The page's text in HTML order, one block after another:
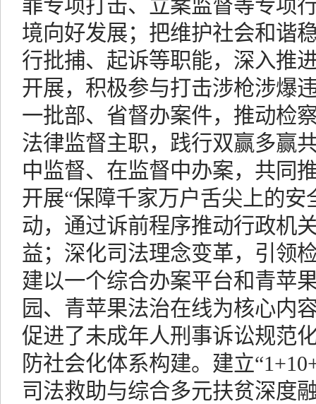
罪专项打击、立案监督等专项
境向好发展；把维护社会和谐
行批捕、起诉等职能，深入推
开展，积极参与打击涉枪涉爆
一批部、省督办案件，推动检
法律监督主职，践行双赢多赢
中监督、在监督中办案，共同
开展“保障千家万户舌尖上的
动，通过诉前程序推动行政机
益；深化司法理念变革，引领
建以一个综合办案平台和青苹
园、青苹果法治在线为核心内
促进了未成年人刑事诉讼规范
防社会化体系构建。建立
司法救助与综合多元扶贫深度